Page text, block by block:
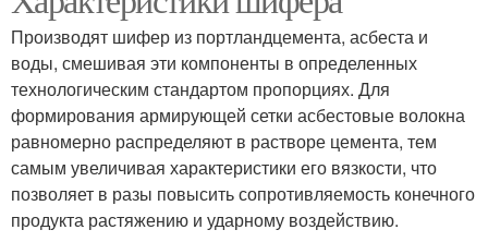
Производят шифер из портландцемента, асбеста и
воды, смешивая эти компоненты в определенных
технологическим стандартом пропорциях. Для
формирования армирующей сетки асбестовые волокна
равномерно распределяют в растворе цемента, тем
самым увеличивая характеристики его вязкости, что
позволяет в разы повысить сопротивляемость конечного
продукта растяжению и ударному воздействию.